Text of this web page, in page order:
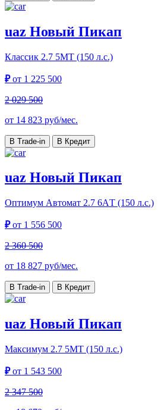
uaz Новый Пикап
Классик 2.7 5МТ (150 л.с.)
₽от 1 225 500
2 029 500
от 14 823 руб/мес.
В Trade-in В Кредит
uaz Новый Пикап
Оптимум Автомат 2.7 6AТ (150 л.с.)
₽от 1 556 500
2 360 500
от 18 827 руб/мес.
В Trade-in В Кредит
uaz Новый Пикап
Максимум 2.7 5МТ (150 л.с.)
₽от 1 543 500
2 347 500